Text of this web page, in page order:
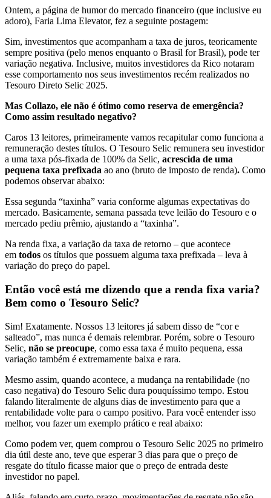
Ontem, a página de humor do mercado financeiro (que inclusive eu
adoro), Faria Lima Elevator, fez a seguinte postagem:
Sim, investimentos que acompanham a taxa de juros, teoricamente
sempre positiva (pelo menos enquanto o Brasil for Brasil), pode ter
variação negativa. Inclusive, muitos investidores da Rico notaram
esse comportamento nos seus investimentos recém realizados no
Tesouro Direto Selic 2025.
Mas Collazo, ele não é ótimo como reserva de emergência?
Como assim resultado negativo?
Caros 13 leitores, primeiramente vamos recapitular como funciona a
remuneração destes títulos. O Tesouro Selic remunera seu investidor
a uma taxa pós-fixada de 100% da Selic, acrescida de uma
pequena taxa prefixada ao ano (bruto de imposto de renda). Como
podemos observar abaixo:
Essa segunda “taxinha” varia conforme algumas expectativas do
mercado. Basicamente, semana passada teve leilão do Tesouro e o
mercado pediu prêmio, ajustando a “taxinha”.
Na renda fixa, a variação da taxa de retorno – que acontece
em todos os títulos que possuem alguma taxa prefixada – leva à
variação do preço do papel.
Então você está me dizendo que a renda fixa varia?
Bem como o Tesouro Selic?
Sim! Exatamente. Nossos 13 leitores já sabem disso de “cor e
salteado”, mas nunca é demais relembrar. Porém, sobre o Tesouro
Selic, não se preocupe, como essa taxa é muito pequena, essa
variação também é extremamente baixa e rara.
Mesmo assim, quando acontece, a mudança na rentabilidade (no
caso negativa) do Tesouro Selic dura pouquíssimo tempo. Estou
falando literalmente de alguns dias de investimento para que a
rentabilidade volte para o campo positivo. Para você entender isso
melhor, vou fazer um exemplo prático e real abaixo:
Como podem ver, quem comprou o Tesouro Selic 2025 no primeiro
dia útil deste ano, teve que esperar 3 dias para que o preço de
resgate do título ficasse maior que o preço de entrada deste
investidor no papel.